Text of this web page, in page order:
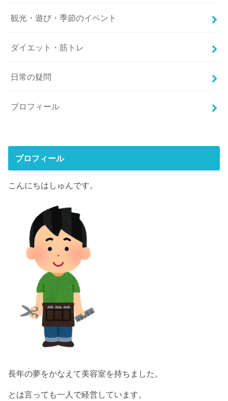
観光・遊び・季節のイベント
ダイエット・筋トレ
日常の疑問
プロフィール
プロフィール
こんにちはしゅんです。
長年の夢をかなえて美容室を持ちました。
とは言っても一人で経営しています。